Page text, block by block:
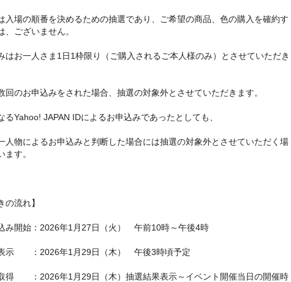
入場の順番を決めるための抽選であり、ご希望の商品、色の購入を確約す
、ございません。
はお一人さま1日1枠限り（ご購入されるご本人様のみ）とさせていただき
回のお申込みをされた場合、抽選の対象外とさせていただきます。
るYahoo! JAPAN IDによるお申込みであったとしても、
人物によるお申込みと判断した場合には抽選の対象外とさせていただく場
ます。
の流れ】
み開始：2026年1月27日（火） 午前10時～午後4時
示 ：2026年1月29日（木） 午後3時頃予定
得 ：2026年1月29日（木）抽選結果表示～イベント開催当日の開催時